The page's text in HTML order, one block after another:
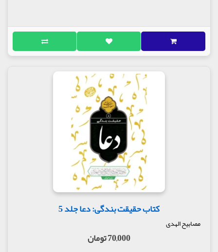
کتاب حقیقت بندگی: دعا جلد 5
مصابیح الهدی
70,000 تومان